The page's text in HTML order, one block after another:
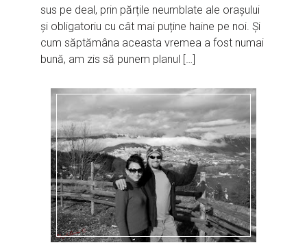
sus pe deal, prin părțile neumblate ale orașului
și obligatoriu cu cât mai puține haine pe noi. Și
cum săptămâna aceasta vremea a fost numai
bună, am zis să punem planul […]